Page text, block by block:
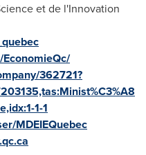
et de l'Innovation
362721?
1-1
MDEIEQuebec